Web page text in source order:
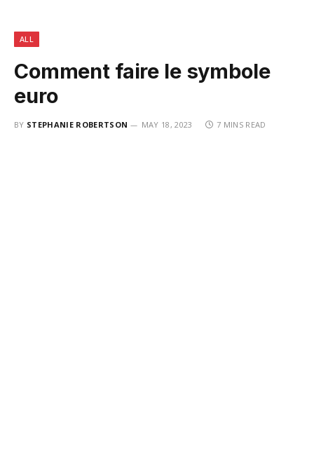
ALL
Comment faire le symbole
euro
BY STEPHANIE ROBERTSON MAY 18, 2023 7 MINS READ